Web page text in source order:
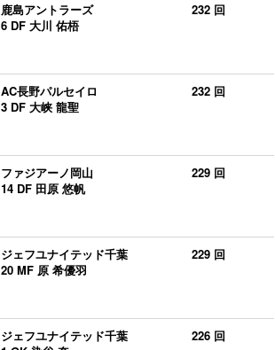
鹿島アントラーズ
6 DF 大川 佑梧
232 回
AC長野パルセイロ
3 DF 大峡 龍聖
232 回
ファジアーノ岡山
14 DF 田原 悠帆
229 回
ジェフユナイテッド千葉
20 MF 原 希優羽
229 回
ジェフユナイテッド千葉
226 回